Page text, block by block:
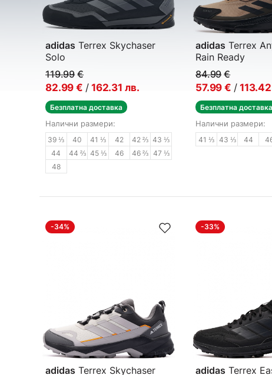
adidas Terrex Skychaser
Solo
Мъжки спортни обувки
119.99 €
82.99 € / 162.31 лв.
Безплатна доставка
Налични размери:
39 ⅓ 40 41 ⅓ 42 42 ⅔ 43 ⅓
44
44 ⅔ 45 ⅓ 46 46 ⅔ 47 ⅓
48
adidas Terrex
Rain Ready
Мъжки маратонки
84.99 €
57.99 € / 113.42
Безплатна доставка
Налични размери:
41 ⅓ 43 ⅓ 44
-34%
adidas Terrex Skychaser
-33%
adidas Terrex